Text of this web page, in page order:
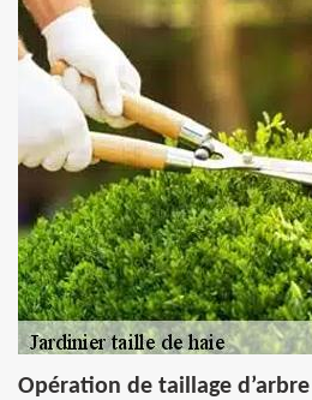
Opération de taillage